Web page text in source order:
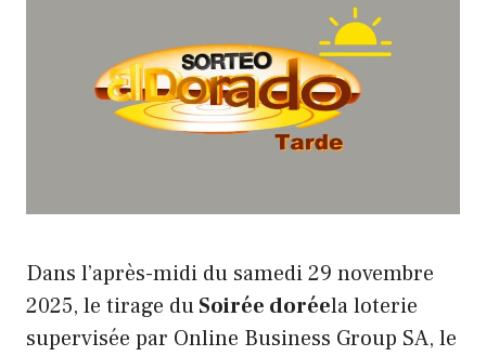
Dans l’après-midi du samedi 29 novembre
2025, le tirage duSoirée doréela loterie
supervisée par Online Business Group SA, le